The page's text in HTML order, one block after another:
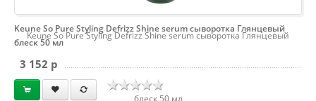
Keune So Pure Styling Defrizz Shine serum сыворотка Глянцевый
блеск 50 мл
Keune So Pure Styling Defrizz Shine serum сыворотка Глянцевый
блеск 50 мл
3 152 p